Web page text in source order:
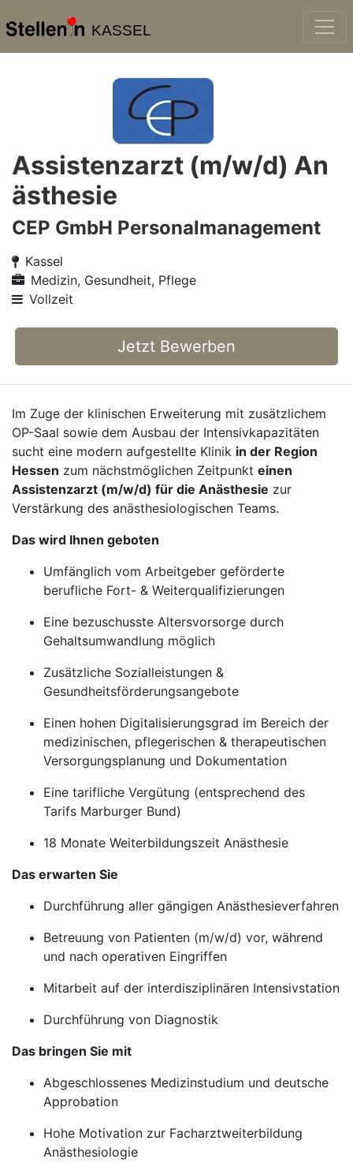
KASSEL
Assistenzarzt (m/w/d) An
ästhesie
CEP GmbH Personalmanagement
Kassel
Medizin, Gesundheit, Pflege
Vollzeit
Jetzt Bewerben
Im Zuge der klinischen Erweiterung mit zusätzlichem
OP-Saal sowie dem Ausbau der Intensivkapazitäten
sucht eine modern aufgestellte Klinik in der Region
Hessen zum nächstmöglichen Zeitpunkt einen
Assistenzarzt (m/w/d) für die Anästhesie zur
Verstärkung des anästhesiologischen Teams.
Das wird Ihnen geboten
Umfänglich vom Arbeitgeber geförderte
berufliche Fort- & Weiterqualifizierungen
Eine bezuschusste Altersvorsorge durch
Gehaltsumwandlung möglich
Zusätzliche Sozialleistungen &
Gesundheitsförderungsangebote
Einen hohen Digitalisierungsgrad im Bereich der
medizinischen, pflegerischen & therapeutischen
Versorgungsplanung und Dokumentation
Eine tarifliche Vergütung (entsprechend des
Tarifs Marburger Bund)
18 Monate Weiterbildungszeit Anästhesie
Das erwarten Sie
Durchführung aller gängigen Anästhesieverfahren
Betreuung von Patienten (m/w/d) vor, während
und nach operativen Eingriffen
Mitarbeit auf der interdisziplinären Intensivstation
Durchführung von Diagnostik
Das bringen Sie mit
Abgeschlossenes Medizinstudium und deutsche
Approbation
Hohe Motivation zur Facharztweiterbildung
Anästhesiologie